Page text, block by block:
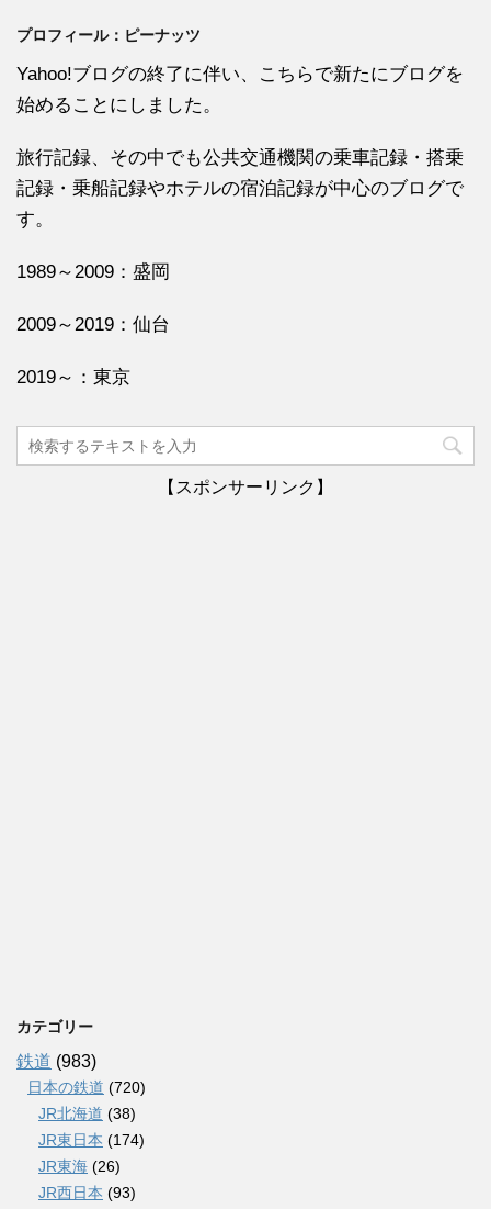
プロフィール：ピーナッツ
Yahoo!ブログの終了に伴い、こちらで新たにブログを
始めることにしました。
旅行記録、その中でも公共交通機関の乗車記録・搭乗
記録・乗船記録やホテルの宿泊記録が中心のブログで
す。
1989～2009：盛岡
2009～2019：仙台
2019～：東京
【スポンサーリンク】
カテゴリー
鉄道 (983)
日本の鉄道 (720)
JR北海道 (38)
JR東日本 (174)
JR東海 (26)
JR西日本 (93)